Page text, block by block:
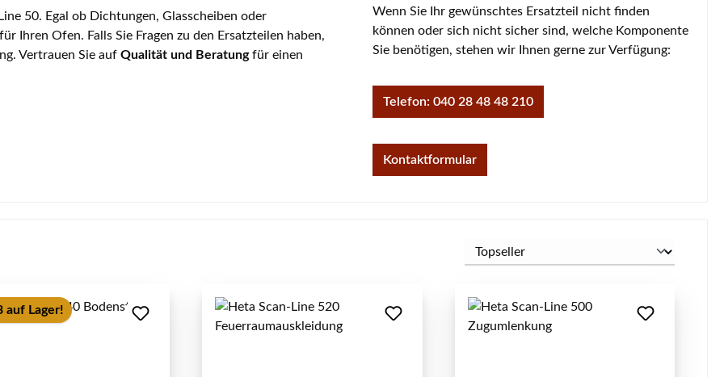
50. Egal ob Dichtungen, Glasscheiben oder
Ihren Ofen. Falls Sie Fragen zu den Ersatzteilen haben,
Vertrauen Sie auf Qualität und Beratungfür einen
Wenn Sie Ihr gewünschtes Ersatzteil nicht finden
können oder sich nicht sicher sind, welche Komponente
Sie benötigen, stehen wir Ihnen gerne zur Verfügung:
Telefon: 040 28 48 48 210
Kontaktformular
auf Lager!